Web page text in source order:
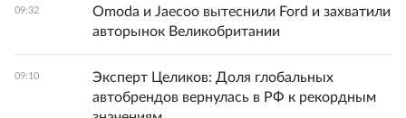
09:32
Omoda и Jaecoo вытеснили Ford и захватили
авторынок Великобритании
09:10
Эксперт Целиков: Доля глобальных
автобрендов вернулась в РФ к рекордным